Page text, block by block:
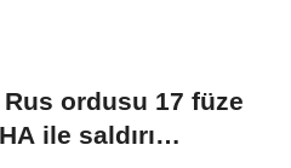
ordusu 17 füze
ile saldırı